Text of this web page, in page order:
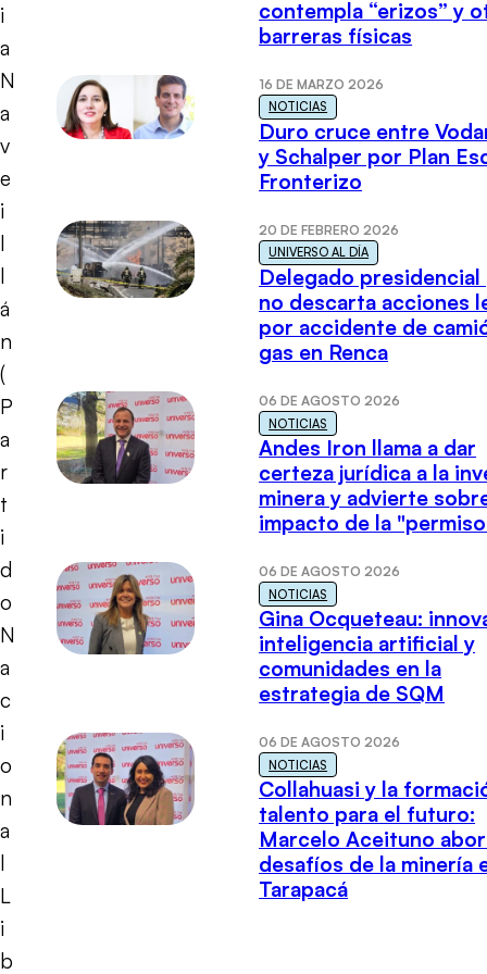
i
a
N
a
v
e
i
l
l
á
n
(
P
a
r
t
i
d
o
N
a
c
i
o
n
a
l
L
i
b
contempla “erizos” y
barreras físicas
16 DE MARZO 2026
NOTICIAS
Duro cruce entre
y Schalper por Plan
Fronterizo
20 DE FEBRERO 2026
UNIVERSO AL DÍA
Delegado presidencial
no descarta acciones
por accidente de
gas en Renca
06 DE AGOSTO 2026
NOTICIAS
Andes Iron llama a dar
certeza jurídica a la
minera y advierte
impacto de la
06 DE AGOSTO 2026
NOTICIAS
Gina Ocqueteau:
inteligencia artificial y
comunidades en la
estrategia de SQM
06 DE AGOSTO 2026
NOTICIAS
Collahuasi y la
talento para el futuro:
Marcelo Aceituno
desafíos de la minería
Tarapacá